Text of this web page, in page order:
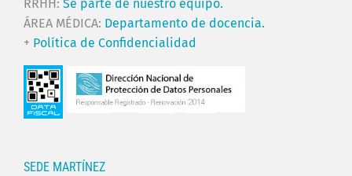
RRHH: Sé parte de nuestro equipo.
ÁREA MÉDICA: Departamento de docencia.
+ Política de Confidencialidad
SEDE MARTÍNEZ